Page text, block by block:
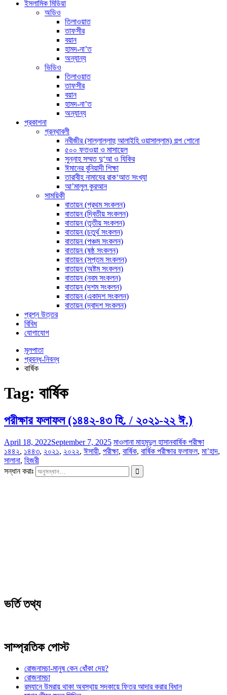
ইসলামিক মিডিয়া
অডিও
তিলাওয়াত
তাফসীর
বয়ান
হামদ-না’ত
অন্যান্য
ভিডিও
তিলাওয়াত
তাফসীর
বয়ান
হামদ-না’ত
অন্যান্য
প্রকাশনা
গ্রন্থাবলী
নবীজীর (সাল্লাল্লাহু আলাইহি ওয়াসাল্লাম) গল্প শোনো
৫০০ ফতওয়া ও মাসায়েল
সুন্নাহ সম্মত দু‘আ ও যিকির
ঈমানের বুনিয়াদী শিক্ষা
তারাবীহ নামাযের রাক‘আত সংখ্যা
আ’মালুল কুরআন
সাময়িকী
বাতায়ন (প্রথম সংকলন)
বাতায়ন (দ্বিতীয় সংকলন)
বাতায়ন (তৃতীয় সংকলন)
বাতায়ন (চতুর্থ সংকলন)
বাতায়ন (পঞ্চম সংকলন)
বাতায়ন (ষষ্ঠ সংকলন)
বাতায়ন (সপ্তম সংকলন)
বাতায়ন (অষ্টম সংকলন)
বাতায়ন (নবম সংকলন)
বাতায়ন (দশম সংকলন)
বাতায়ন (একাদশ সংকলন)
বাতায়ন (দ্বাদশ সংকলন)
প্রশ্ন উত্তর
বিবিধ
যোগাযোগ
মূলপাতা
প্রবন্ধ-নিবন্ধ
বার্ষিক
Tag: বার্ষিক
পরীক্ষার ফলাফল (১৪৪২-৪৩ হি. / ২০২১-২২ ঈ.)
April 18, 2022September 7, 2025 মাওলানা মাহমূদুল হাসানবার্ষিক পরীক্ষা
১৪৪২, ১৪৪৩, ২০২১, ২০২২, ঈসায়ী, পরীক্ষা, বার্ষিক, বার্ষিক পরীক্ষার ফলাফল, মা’হাদ,
সালানা, হিজরী
সন্ধান করাঃ
ভর্তি তথ্য
সাম্প্রতিক পোস্ট
রোজনামচা-মানুষ কেন ধোঁকা দেয়?
রোজনামচা
রমযানে উমরায় থাকা অবস্থায় সদকায়ে ফিতর আদার করার বিধান